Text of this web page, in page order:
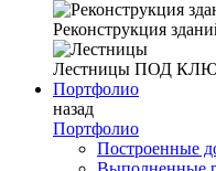
Реконструкция
Лестницы ПОД
Портфолио
назад
Портфолио
Построенные